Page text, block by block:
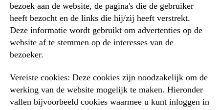
bezoek aan de website, de pagina's die de gebruiker
heeft bezocht en de links die hij/zij heeft verstrekt.
Deze informatie wordt gebruikt om advertenties op de
website af te stemmen op de interesses van de
bezoeker.
Vereiste cookies: Deze cookies zijn noodzakelijk om de
werking van de website mogelijk te maken. Hieronder
vallen bijvoorbeeld cookies waarmee u kunt inloggen in